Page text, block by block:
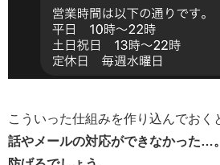
こういった仕組みを作り込んでおく
話やメールの対応ができなかった…